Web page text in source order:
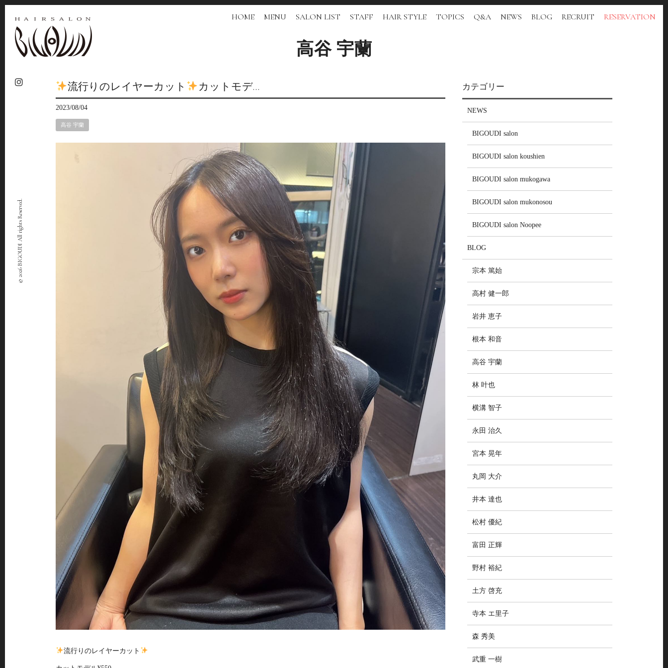
HOME MENU SALON LIST STAFF HAIR STYLE TOPICS Q&A NEWS BLOG RECRUIT RESERVATION
© 2026 BIGOUDI All rights Reserved.
高谷 宇蘭
流行りのレイヤーカット カットモデ…
2023/08/04
高谷 宇蘭
流行りのレイヤーカット
カテゴリー
NEWS
BIGOUDI salon
BIGOUDI salon koushien
BIGOUDI salon mukogawa
BIGOUDI salon mukonosou
BIGOUDI salon Noopee
BLOG
宗本 篤始
高村 健一郎
岩井 恵子
根本 和音
高谷 宇蘭
林 叶也
横溝 智子
永田 治久
宮本 晃年
丸岡 大介
井本 達也
松村 優紀
富田 正輝
野村 裕紀
土方 啓充
寺本 エ里子
森 秀美
武重 一樹